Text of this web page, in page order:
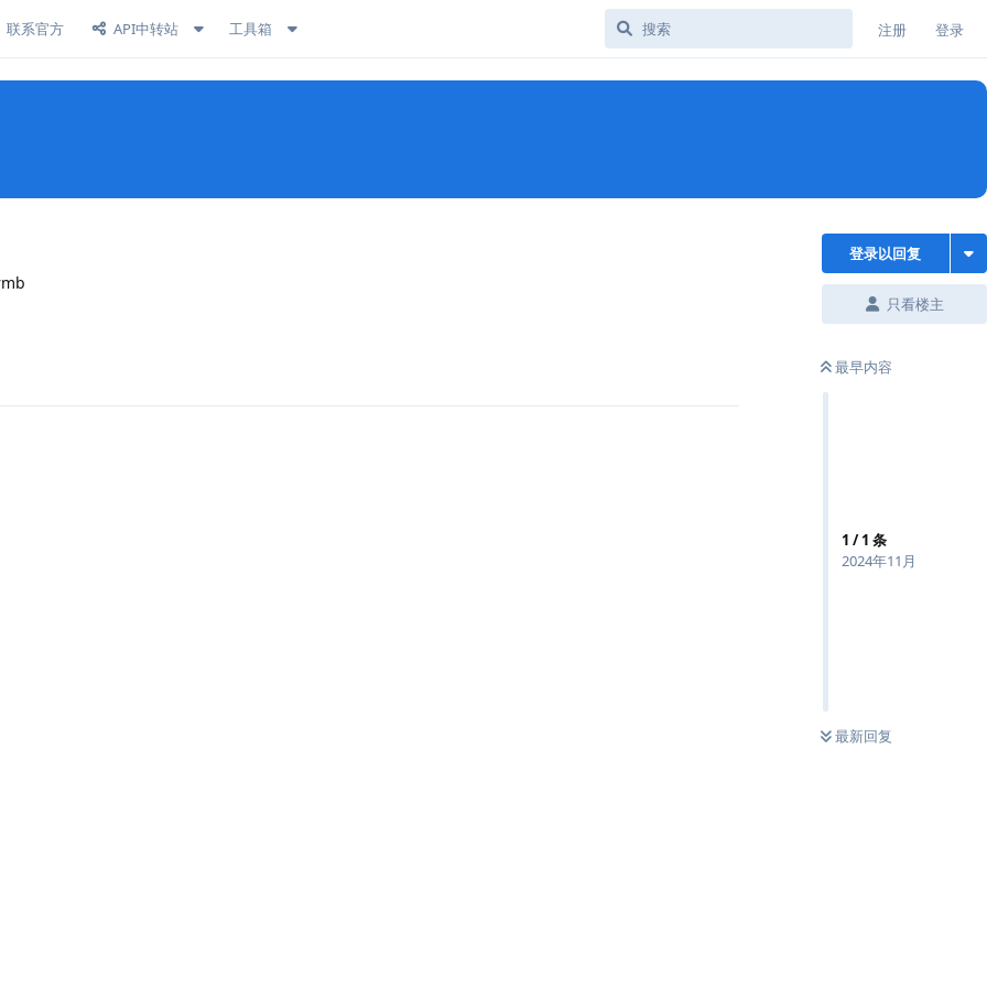
联系官方 API中转站 工具箱 注册 登录
登录以回复
只看楼主
最早内容
1 /1 条
2024年11月
最新回复